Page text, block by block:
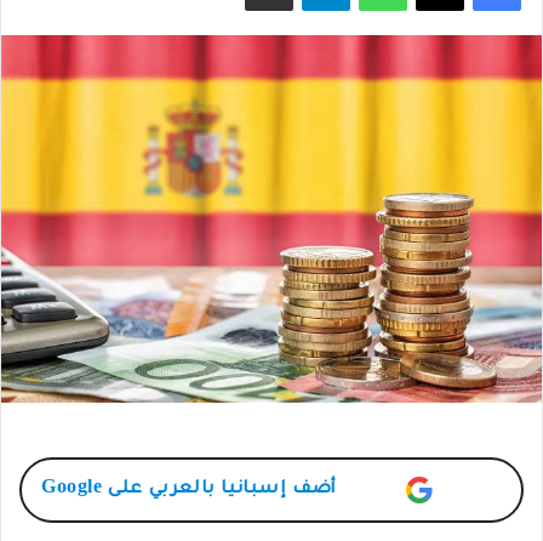
أضف إسبانيا بالعربي على Google